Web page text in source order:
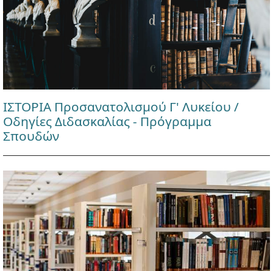
ΙΣΤΟΡΙΑ Προσανατολισμού Γ' Λυκείου /
Οδηγίες Διδασκαλίας - Πρόγραμμα
Σπουδών